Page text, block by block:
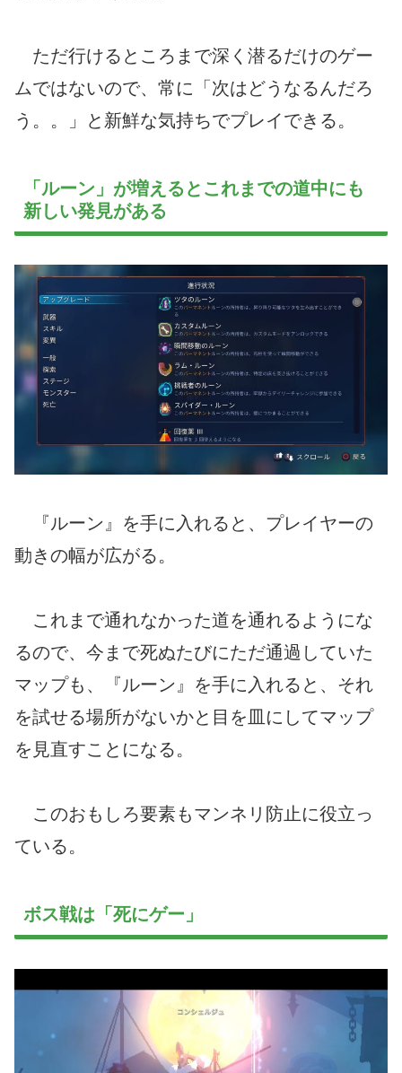
ただ行けるところまで深く潜るだけのゲー
ムではないので、常に「次はどうなるんだろ
う。。」と新鮮な気持ちでプレイできる。
「ルーン」が増えるとこれまでの道中にも
新しい発見がある
『ルーン』を手に入れると、プレイヤーの
動きの幅が広がる。
これまで通れなかった道を通れるようにな
るので、今まで死ぬたびにただ通過していた
マップも、『ルーン』を手に入れると、それ
を試せる場所がないかと目を皿にしてマップ
を見直すことになる。
このおもしろ要素もマンネリ防止に役立っ
ている。
ボス戦は「死にゲー」